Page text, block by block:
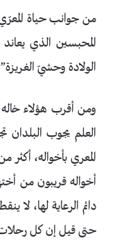
من جوانب حياة
المحبسين الذي
الولادة وحشيّ
ومن أقرب هؤلاء
العلم يجوب البلدان
المعري بأخواله،
أخواله قريبون من
دائم الرعاية لها، لا
حتى قيل إن كل رحلات